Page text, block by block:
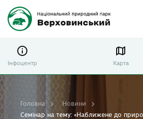
Інфоцентр Карта
Головна
Новини
Семінар на тему: «Наближене до